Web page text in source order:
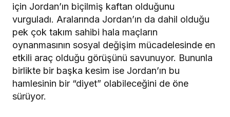
için Jordan’ın biçilmiş kaftan olduğunu
vurguladı. Aralarında Jordan’ın da dahil olduğu
pek çok takım sahibi hala maçların
oynanmasının sosyal değişim mücadelesinde en
etkili araç olduğu görüşünü savunuyor. Bununla
birlikte bir başka kesim ise Jordan’ın bu
hamlesinin bir “diyet” olabileceğini de öne
sürüyor.